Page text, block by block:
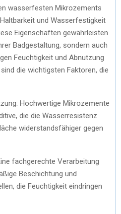
wasserfesten Mikrozements
und Wasserfestigkeit
Eigenschaften gewährleisten
Badgestaltung, sondern auch
Feuchtigkeit und Abnutzung
die wichtigsten Faktoren, die
Hochwertige Mikrozemente
die die Wasserresistenz
widerstandsfähiger gegen
fachgerechte Verarbeitung
Beschichtung und
die Feuchtigkeit eindringen